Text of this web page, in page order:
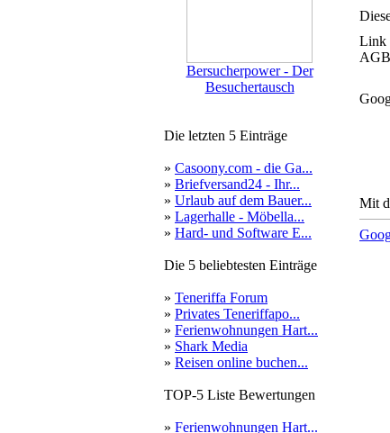
Bersucherpower - Der
Besuchertausch
Die letzten 5 Einträge
» Casoony.com - die Ga...
» Briefversand24 - Ihr...
» Urlaub auf dem Bauer...
» Lagerhalle - Möbella...
» Hard- und Software E...
Die 5 beliebtesten Einträge
» Teneriffa Forum
» Privates Teneriffapo...
» Ferienwohnungen Hart...
» Shark Media
» Reisen online buchen...
TOP-5 Liste Bewertungen
» Ferienwohnungen Hart...
Link
Mit